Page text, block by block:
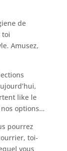
de
toi
Amusez,
like le
options…
pourrez
toi-
vous